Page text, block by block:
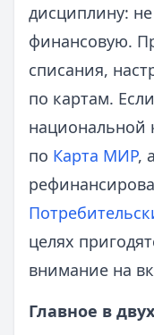
дисциплину:
финансовую.
списания,
по картам.
национальной
по Карта МИР,
целях
внимание на
Главное в